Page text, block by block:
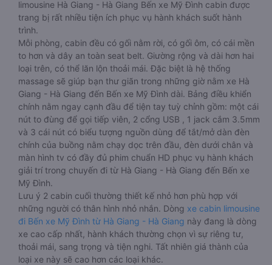
limousine Hà Giang - Hà Giang Bến xe Mỹ Đình cabin được
trang bị rất nhiều tiện ích phục vụ hành khách suốt hành
trình.
Mỗi phòng, cabin đều có gối nằm rời, có gối ôm, có cái mền
to hơn và dây an toàn seat belt. Giường rộng và dài hơn hai
loại trên, có thể lăn lộn thoải mái. Đặc biệt là hệ thống
massage sẽ giúp bạn thư giãn trong những giờ nằm xe Hà
Giang - Hà Giang đến Bến xe Mỹ Đình dài. Bảng điều khiển
chính nằm ngay cạnh đầu để tiện tay tuỳ chỉnh gồm: một cái
nút to đùng để gọi tiếp viên, 2 cổng USB , 1 jack cắm 3.5mm
và 3 cái nút có biểu tượng nguồn dùng để tắt/mở dàn đèn
chính của buồng nằm chạy dọc trên đầu, đèn dưới chân và
màn hình tv có đầy đủ phim chuẩn HD phục vụ hành khách
giải trí trong chuyến đi từ Hà Giang - Hà Giang đến Bến xe
Mỹ Đình.
Lưu ý 2 cabin cuối thường thiết kế nhỏ hơn phù hợp với
những người có thân hình nhỏ nhắn. Dòng xe cabin limousine
đi Bến xe Mỹ Đình từ Hà Giang - Hà Giang này đang là dòng
xe cao cấp nhất, hành khách thường chọn vì sự riêng tư,
thoải mái, sang trọng và tiện nghi. Tất nhiên giá thành của
loại xe này sẽ cao hơn các loại khác.